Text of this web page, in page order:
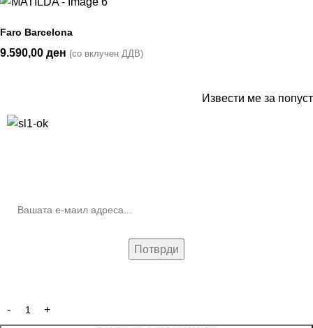
Faro Barcelona
9.590,00 ден (со вклучен ДДВ)
Извести ме за попуст